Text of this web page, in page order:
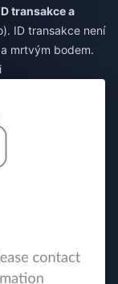
transakce a
ID transakce není
mrtvým bodem.